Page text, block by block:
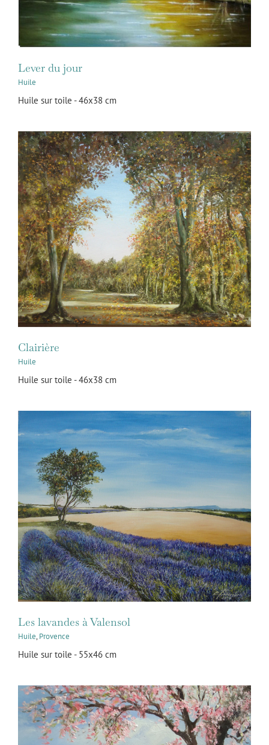
Lever du jour
Huile
Huile sur toile - 46x38 cm
Clairière
Huile
Huile sur toile - 46x38 cm
Les lavandes à Valensol
Huile, Provence
Huile sur toile - 55x46 cm